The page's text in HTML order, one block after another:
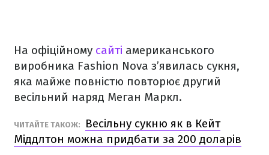
На офіційному сайті американського
виробника Fashion Nova з’явилась сукня,
яка майже повністю повторює другий
весільний наряд Меган Маркл.
ЧИТАЙТЕ ТАКОЖ:
Весільну сукню як в Кейт
Міддлтон можна придбати за 200 доларів